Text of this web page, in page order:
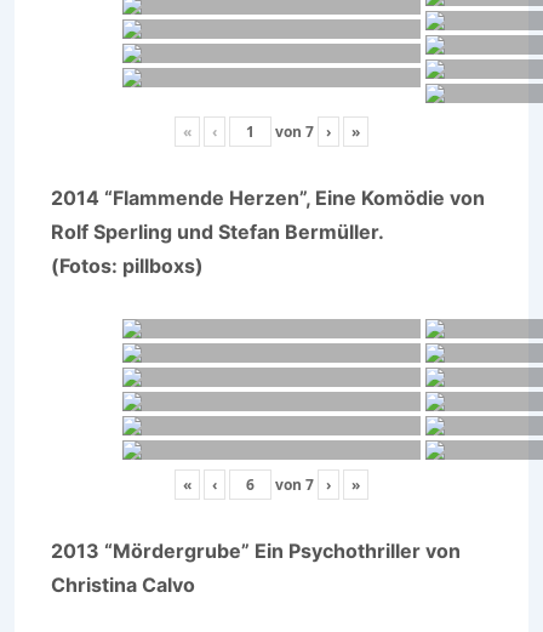
« ‹ von 7 › »
2014 “Flammende Herzen”, Eine Komödie von
Rolf Sperling und Stefan Bermüller.
(Fotos: pillboxs)
« ‹ von 7 › »
2013 “Mördergrube” Ein Psychothriller von
Christina Calvo